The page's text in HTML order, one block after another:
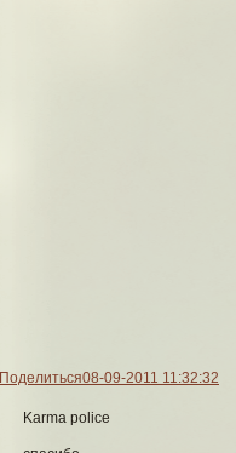
Поделиться08-09-2011 11:32:32
Karma police